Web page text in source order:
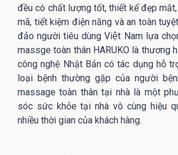
đều có chất lượng tốt, thiết kế đẹp
mã, tiết kiệm điện năng và an toàn
đảo người tiêu dùng Việt Nam lựa
massge toàn thân HARUKO là thương
công nghệ Nhật Bản có tác dụng hỗ
loại bệnh thường gặp của người
massage toàn thân tại nhà là một
sóc sức khỏe tại nhà vô cùng hiệu
nhiều thời gian của khách hàng.